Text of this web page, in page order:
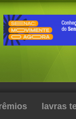
lavras